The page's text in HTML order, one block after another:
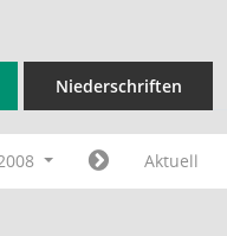
Niederschriften
Aktuell